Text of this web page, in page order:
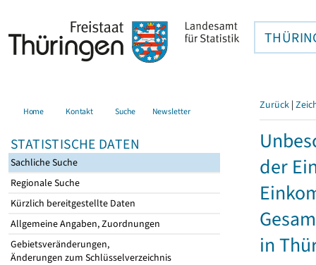
Home Kontakt Suche Newsletter
STATISTISCHE DATEN
Sachliche Suche
Regionale Suche
Kürzlich bereitgestellte Daten
Allgemeine Angaben, Zuordnungen
Gebietsveränderungen,
Änderungen zum Schlüsselverzeichnis
Zurück |
der
in